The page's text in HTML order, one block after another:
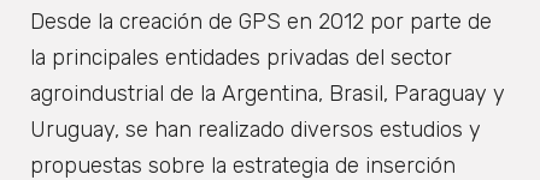
Desde la creación de GPS en 2012 por parte de
la principales entidades privadas del sector
agroindustrial de la Argentina, Brasil, Paraguay y
Uruguay, se han realizado diversos estudios y
propuestas sobre la estrategia de inserción